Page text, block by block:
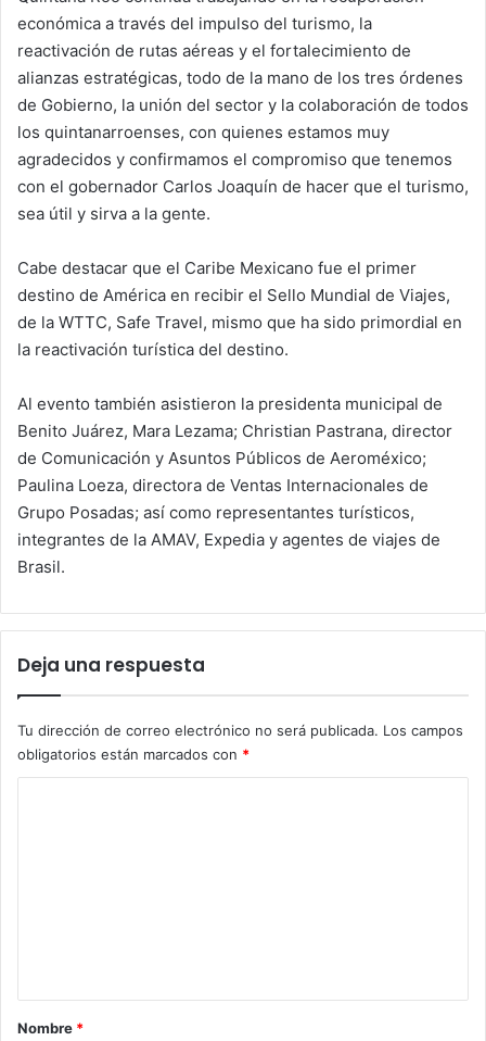
económica a través del impulso del turismo, la
reactivación de rutas aéreas y el fortalecimiento de
alianzas estratégicas, todo de la mano de los tres órdenes
de Gobierno, la unión del sector y la colaboración de todos
los quintanarroenses, con quienes estamos muy
agradecidos y confirmamos el compromiso que tenemos
con el gobernador Carlos Joaquín de hacer que el turismo,
sea útil y sirva a la gente.
Cabe destacar que el Caribe Mexicano fue el primer
destino de América en recibir el Sello Mundial de Viajes,
de la WTTC, Safe Travel, mismo que ha sido primordial en
la reactivación turística del destino.
Al evento también asistieron la presidenta municipal de
Benito Juárez, Mara Lezama; Christian Pastrana, director
de Comunicación y Asuntos Públicos de Aeroméxico;
Paulina Loeza, directora de Ventas Internacionales de
Grupo Posadas; así como representantes turísticos,
integrantes de la AMAV, Expedia y agentes de viajes de
Brasil.
Deja una respuesta
Tu dirección de correo electrónico no será publicada. Los campos
obligatorios están marcados con *
rNombre *